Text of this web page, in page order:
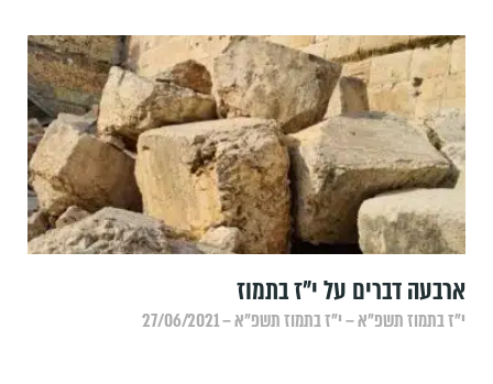
ארבעה דברים על י"ז בתמוז
י״ז בתמוז תשפ״א – י״ז בתמוז תשפ״א – 27/06/2021